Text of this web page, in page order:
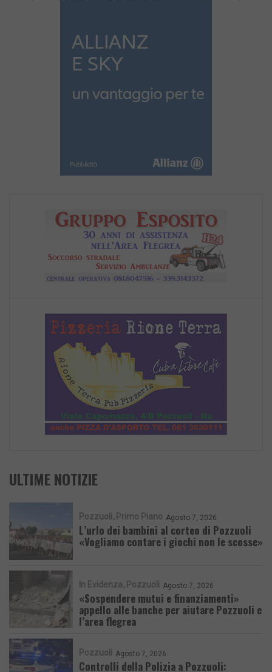
ULTIME NOTIZIE
Pozzuoli Primo Piano Agosto 7, 2026
L’urlo dei bambini al corteo di Pozzuoli
«Vogliamo contare i giochi non le scosse»
In Evidenza Pozzuoli Agosto 7, 2026
«Sospendere mutui e finanziamenti»
appello alle banche per aiutare Pozzuoli e
l’area flegrea
Pozzuoli Agosto 7, 2026
Controlli della Polizia a Pozzuoli: